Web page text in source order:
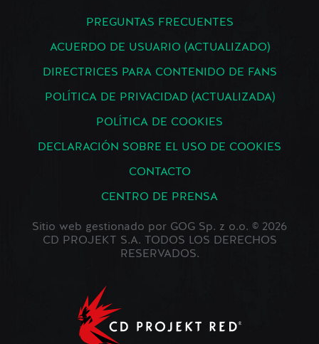
PREGUNTAS FRECUENTES
ACUERDO DE USUARIO (ACTUALIZADO)
DIRECTRICES PARA CONTENIDO DE FANS
POLÍTICA DE PRIVACIDAD (ACTUALIZADA)
POLÍTICA DE COOKIES
DECLARACIÓN SOBRE EL USO DE COOKIES
CONTACTO
CENTRO DE PRENSA
Sitio web gestionado por GOG Sp. z o.o. © 2026
CD PROJEKT S.A. TODOS LOS DERECHOS
RESERVADOS.